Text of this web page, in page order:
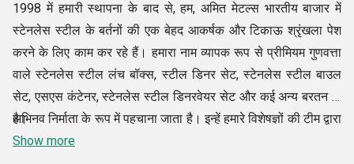
1998 में हमारी स्थापना के बाद से, हम, अमित मेटल्स भारतीय बाजार में
स्टेनलेस स्टील के बर्तनों की एक बेहद आकर्षक और टिकाऊ श्रृंखला पेश
करने के लिए काम कर रहे हैं। हमारा नाम व्यापक रूप से प्रीमियम गुणवत्ता
वाले स्टेनलेस स्टील लंच बॉक्स, स्टील डिनर सेट, स्टेनलेस स्टील बाउल
सेट, एसएस कंटेनर, स्टेनलेस स्टील डिनरवेयर सेट और कई अन्य बरतन के
अभिनव निर्माता के रूप में पहचाना जाता है। इन्हें हमारे विशेषज्ञों की टीम द्वारा
अत्यंत सावधानी से तैयार किया गया है, जिसका उद्देश्य ऐसी रेंज प्रदान करना
है।
Show more